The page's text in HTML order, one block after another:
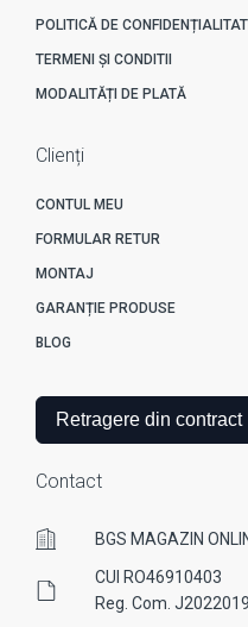
POLITICĂ DE
TERMENI ȘI CONDITII
MODALITĂȚI DE PLATĂ
Clienți
CONTUL MEU
FORMULAR RETUR
MONTAJ
GARANȚIE PRODUSE
BLOG
Retragere din contract
Contact
BGS MAGAZIN
CUI RO46910403
Reg. Com.